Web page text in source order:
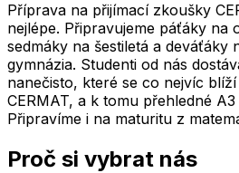
Příprava na přijímací zkoušky
nejlépe. Připravujeme páťáky na
sedmáky na šestiletá a deváťáky
gymnázia. Studenti od nás
nanečisto, které se co nejvíc
CERMAT, a k tomu přehledné
Připravíme i na maturitu z
Proč si vybrat nás